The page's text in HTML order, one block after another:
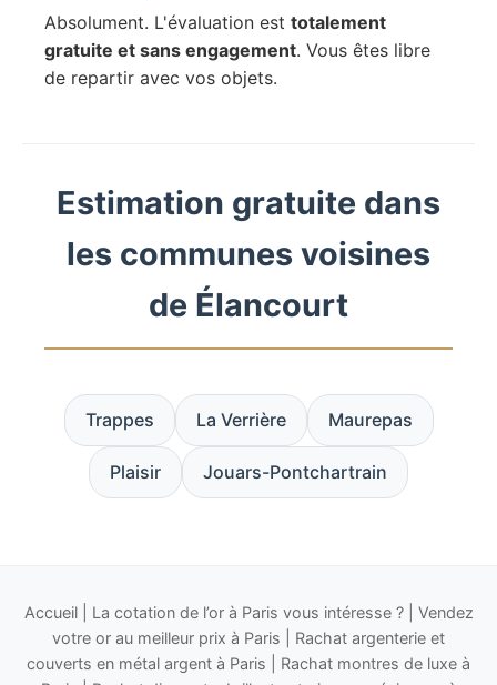
Absolument. L'évaluation est totalement
gratuite et sans engagement. Vous êtes libre
de repartir avec vos objets.
Estimation gratuite dans
les communes voisines
de Élancourt
Trappes La Verrière Maurepas
Plaisir Jouars-Pontchartrain
Accueil| La cotation de l’or à Paris vous intéresse ?| Vendez
votre or au meilleur prix à Paris
Rachat argenterie et
couverts en métal argent à Paris
Rachat montres de luxe à